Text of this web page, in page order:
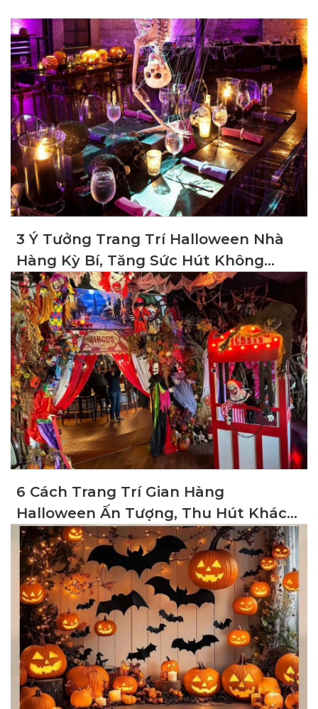
3 Ý Tưởng Trang Trí Halloween Nhà
Hàng Kỳ Bí, Tăng Sức Hút Không
Gian
6 Cách Trang Trí Gian Hàng
Halloween Ấn Tượng, Thu Hút Khách
Hàng